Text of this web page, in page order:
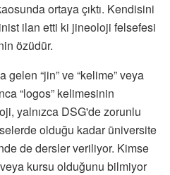
ortaya çıktı. Kendisini
ilan etti ki jineoloji felsefesi
özüdür.
gelen “jin” ve “kelime” veya
“logos” kelimesinin
yalnızca DSG'de zorunlu
olduğu kadar üniversite
de dersler veriliyor. Kimse
kursu olduğunu bilmiyor